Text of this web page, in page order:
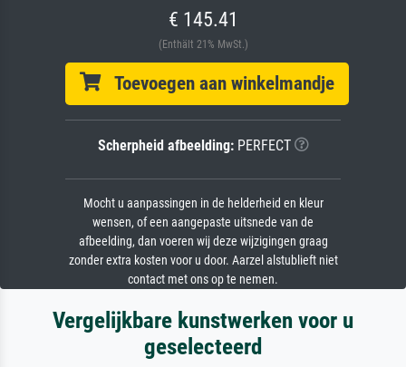
€ 145.41
(Enthält 21% MwSt.)
Toevoegen aan winkelmandje
Scherpheid afbeelding:PERFECT
Mocht u aanpassingen in de helderheid en kleur
wensen, of een aangepaste uitsnede van de
afbeelding, dan voeren wij deze wijzigingen graag
zonder extra kosten voor u door. Aarzel alstublieft niet
contact met ons op te nemen.
Vergelijkbare kunstwerken voor u
geselecteerd